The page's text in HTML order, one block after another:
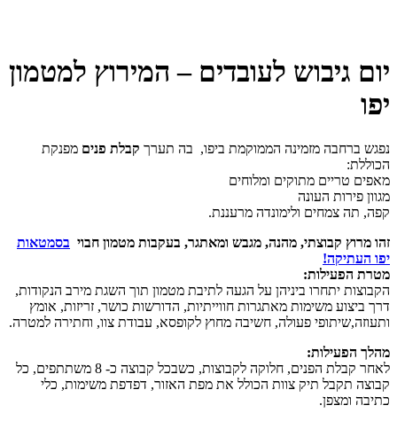
יום גיבוש לעובדים – המירוץ למטמון
יפו
נפגש ברחבה מזמינה הממוקמת ביפו, בה תערך קבלת פנים מפנקת
הכוללת:
מאפים טריים מתוקים ומלוחים
מגוון פירות העונה
קפה, תה צמחים ולימונדה מרעננת.
זהו מרוץ קבוצתי, מהנה, מגבש ומאתגר, בעקבות מטמון חבוי בסמטאות
יפו העתיקה!
מטרת הפעילות:
הקבוצות יתחרו ביניהן על הגעה לתיבת מטמון תוך השגת מירב הנקודות,
דרך ביצוע משימות מאתגרות חווייתיות, הדורשות כושר, זריזות, אומץ
ותעוזה,שיתופי פעולה, חשיבה מחוץ לקופסא, עבודת צוו, וחתירה למטרה.
מהלך הפעילות:
לאחר קבלת הפנים, חלוקה לקבוצות, כשבכל קבוצה כ- 8 משתתפים, כל
קבוצה תקבל תיק צוות הכולל את מפת האזור, דפדפת משימות, כלי
כתיבה ומצפן.